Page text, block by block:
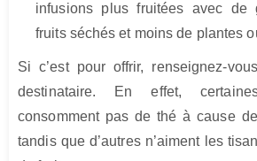
infusions plus fruitées avec de
fruits séchés et moins de plantes
Si c’est pour offrir, renseignez-
destinataire. En effet,
consomment pas de thé à cause
tandis que d’autres n’aiment les